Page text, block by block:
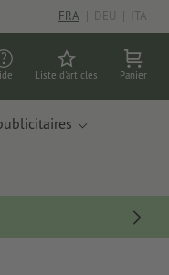
FRA | DEU | ITA
Liste d'articles Panier